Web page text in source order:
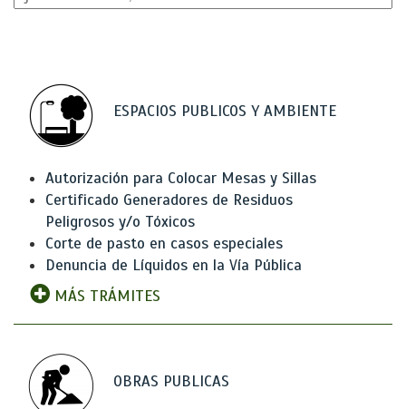
ESPACIOS PUBLICOS Y AMBIENTE
Autorización para Colocar Mesas y Sillas
Certificado Generadores de Residuos
Peligrosos y/o Tóxicos
Corte de pasto en casos especiales
Denuncia de Líquidos en la Vía Pública
MÁS TRÁMITES
OBRAS PUBLICAS